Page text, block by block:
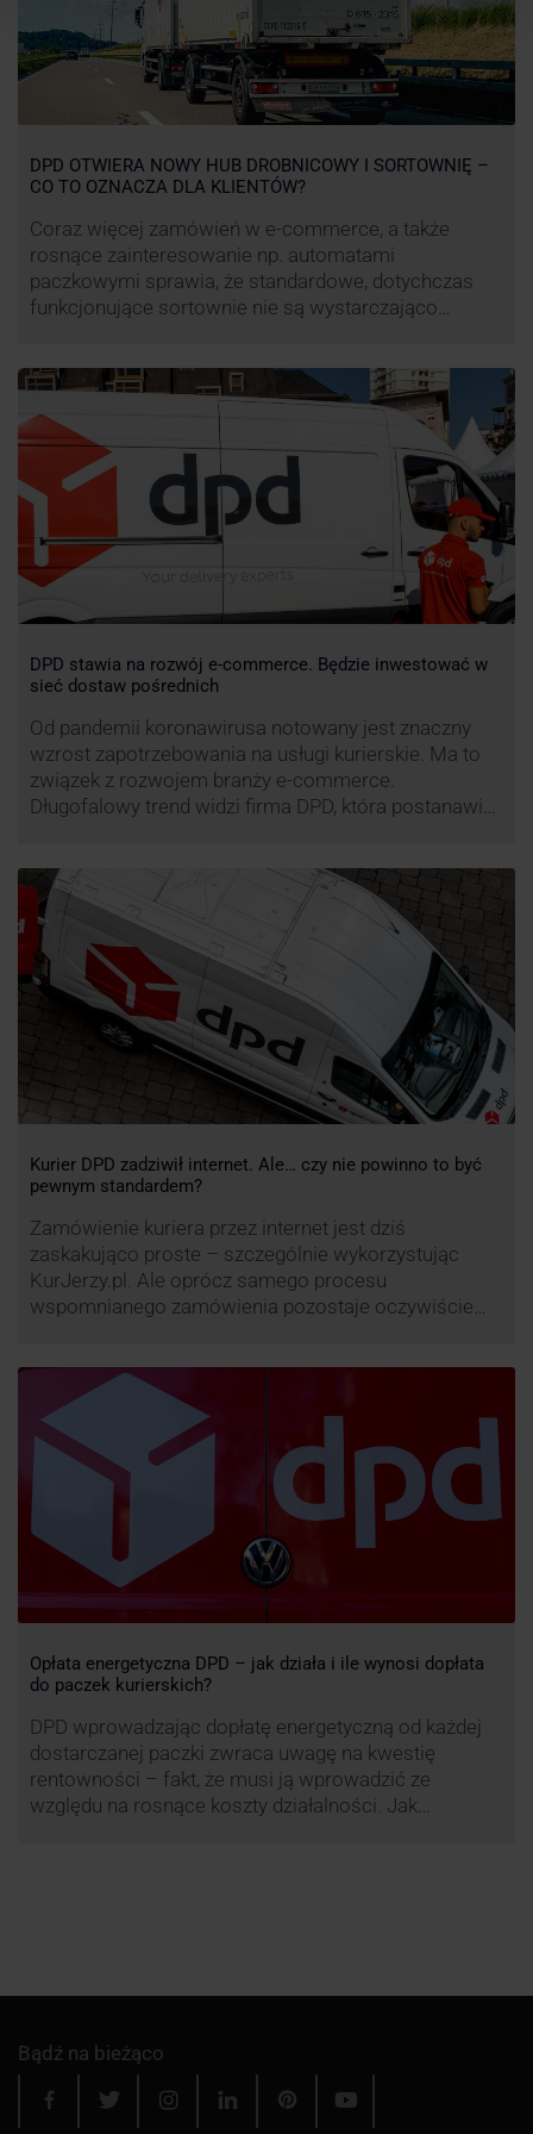
DPD OTWIERA NOWY HUB DROBNICOWY I SORTOWNIĘ –
CO TO OZNACZA DLA KLIENTÓW?
Coraz więcej zamówień w e-commerce, a także
rosnące zainteresowanie np. automatami
paczkowymi sprawia, że standardowe, dotychczas
funkcjonujące sortownie nie są wystarczająco
względu pod Łodzią uruchomiono nowe centrum
transportowo-logistyczne. Innowacyjny hub
drobnicowy i sortownia to już piąty taki obiekt DPD w
DPD stawia na rozwój e-commerce. Będzie inwestować w
sieć dostaw pośrednich
Od pandemii koronawirusa notowany jest znaczny
wzrost zapotrzebowania na usługi kurierskie. Ma to
związek z rozwojem branży e-commerce.
Długofalowy trend widzi firma DPD, która postanawia
usługi DPD Pickup. Firma już teraz chwali się danymi.
Kurier DPD zadziwił internet. Ale… czy nie powinno to być
pewnym standardem?
Zamówienie kuriera przez internet jest dziś
zaskakująco proste – szczególnie wykorzystując
KurJerzy.pl. Ale oprócz samego procesu
wspomnianego zamówienia pozostaje oczywiście
nadchodzi czas na wyjątkowo ciekawą historię tego,
co zrobił pewien kurier DPD.
Opłata energetyczna DPD – jak działa i ile wynosi dopłata
do paczek kurierskich?
DPD wprowadzając dopłatę energetyczną od każdej
dostarczanej paczki zwraca uwagę na kwestię
rentowności – fakt, że musi ją wprowadzić ze
względu na rosnące koszty działalności. Jak
Bądź na bieżąco